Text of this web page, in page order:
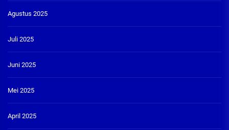
Agustus 2025
Juli 2025
Juni 2025
Mei 2025
April 2025